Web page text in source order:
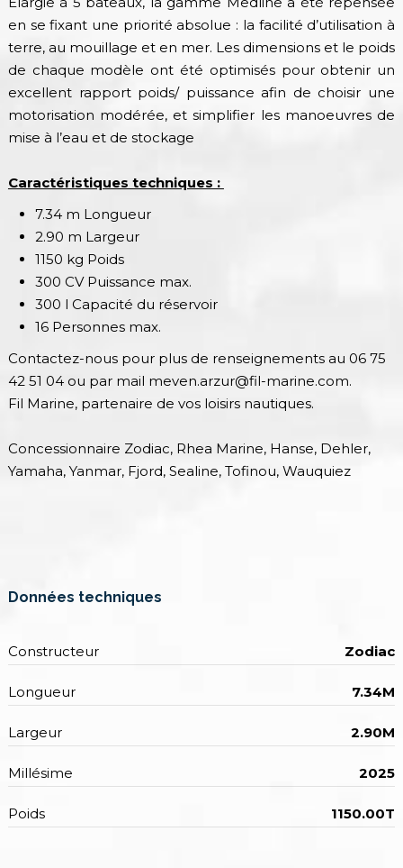
en se fixant une priorité absolue : la facilité d’utilisation à
terre, au mouillage et en mer. Les dimensions et le poids
de chaque modèle ont été optimisés pour obtenir un
excellent rapport poids/ puissance afin de choisir une
motorisation modérée, et simplifier les manoeuvres de
mise à l’eau et de stockage
Caractéristiques techniques :
7.34 m Longueur
2.90 m Largeur
1150 kg Poids
300 CV Puissance max.
300 l Capacité du réservoir
16 Personnes max.
Contactez-nous pour plus de renseignements au 06 75
42 51 04 ou par mail meven.arzur@fil-marine.com.
Fil Marine, partenaire de vos loisirs nautiques.
Concessionnaire Zodiac, Rhea Marine, Hanse, Dehler,
Yamaha, Yanmar, Fjord, Sealine, Tofinou, Wauquiez
Données techniques
Constructeur Zodiac
Longueur 7.34M
Largeur 2.90M
Millésime 2025
Poids 1150.00T